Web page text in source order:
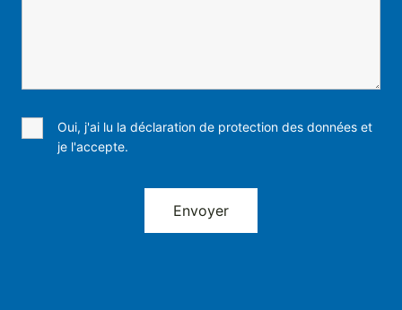
Oui, j'ai lu la déclaration de protection des données et
je l'accepte.